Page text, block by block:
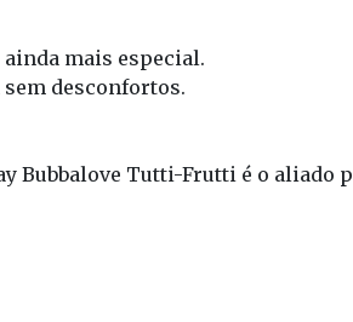
mais especial.
desconfortos.
Bubbalove Tutti-Frutti é o aliado